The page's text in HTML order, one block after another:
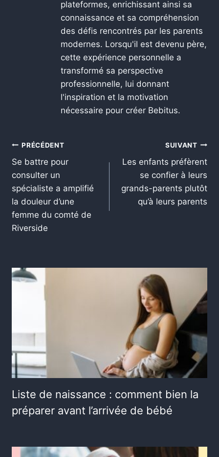
plateformes, enrichissant ainsi sa
connaissance et sa compréhension
des défis rencontrés par les parents
modernes. Lorsqu'il est devenu père,
cette expérience personnelle a
transformé sa perspective
professionnelle, lui donnant
l'inspiration et la motivation
nécessaire pour créer Bebitus.
PRÉCÉDENT
Se battre pour
consulter un
spécialiste a amplifié
la douleur d’une
femme du comté de
Riverside
SUIVANT
Les enfants préfèrent
se confier à leurs
grands-parents plutôt
qu’à leurs parents
Liste de naissance : comment bien la
préparer avant l’arrivée de bébé